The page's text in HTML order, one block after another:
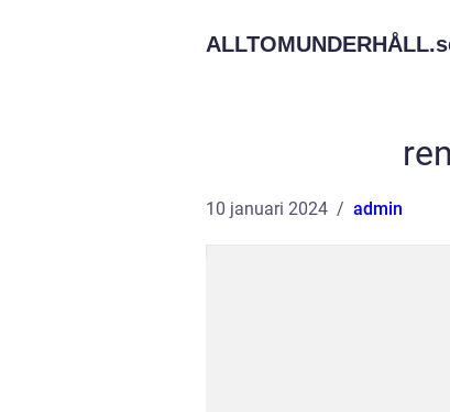
ALLTOMUNDERHÅLL.
10 januari 2024 admin